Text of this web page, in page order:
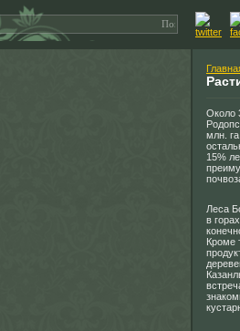
Около
млн.
15%
Леса
в
Кроме